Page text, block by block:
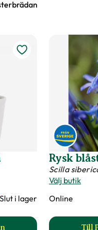
i lager
Rysk
Scilla
Välj butik
Online
Till